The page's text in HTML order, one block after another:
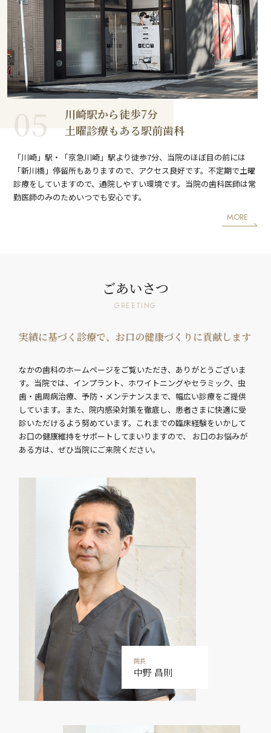
05
川崎駅から徒歩7分
土曜診療もある駅前歯科
「川崎」駅・「京急川崎」駅より徒歩7分、当院のほぼ目の前には
「新川橋」停留所もありますので、アクセス良好です。不定期で土曜
診療をしていますので、通院しやすい環境です。当院の歯科医師は常
勤医師のみのためいつでも安心です。
MORE
ごあいさつ
GREETING
実績に基づく診療で、お口の健康づくりに貢献します
なかの歯科のホームページをご覧いただき、ありがとうございま
す。 当院では、インプラント、ホワイトニングやセラミック、 虫
歯・歯周病治療、予防・メンテナンスまで、幅広い診療をご提供
しています。 また、院内感染対策を徹底し、患者さまに快適に受
診いただけるよう努めています。 これまでの臨床経験をいかして
お口の健康維持をサポートしてまいりますので、 お口のお悩みが
ある方は、ぜひ当院にご来院ください。
院長
中野 昌則